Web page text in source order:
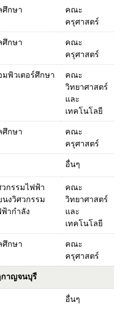
ศึกษา
คณะ
ครุศาสตร์
ศึกษา
คณะ
ครุศาสตร์
มพิวเตอร์ศึกษา
คณะ
วิทยาศาสตร์
และ
เทคโนโลยี
ศึกษา
คณะ
ครุศาสตร์
อื่นๆ
กรรมไฟฟ้า
นงวิศวกรรม
ากำลัง
คณะ
วิทยาศาสตร์
และ
เทคโนโลยี
ศึกษา
คณะ
ครุศาสตร์
กาญจนบุรี
อื่นๆ